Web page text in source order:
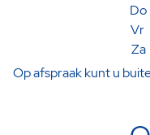
Vr
Za
Op afspraak kunt u